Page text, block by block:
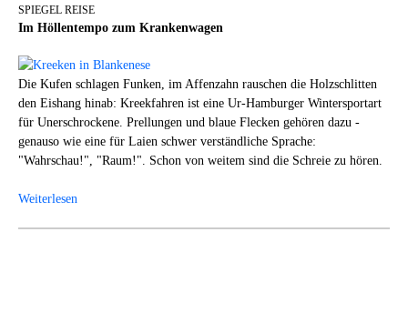
SPIEGEL REISE
Im Höllentempo zum Krankenwagen
Die Kufen schlagen Funken, im Affenzahn rauschen die Holzschlitten
den Eishang hinab: Kreekfahren ist eine Ur-Hamburger Wintersportart
für Unerschrockene. Prellungen und blaue Flecken gehören dazu -
genauso wie eine für Laien schwer verständliche Sprache:
"Wahrschau!", "Raum!". Schon von weitem sind die Schreie zu hören.
Weiterlesen